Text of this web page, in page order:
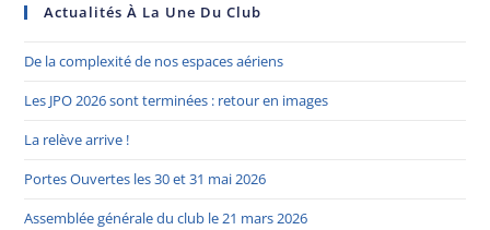
Actualités À La Une Du Club
De la complexité de nos espaces aériens
Les JPO 2026 sont terminées : retour en images
La relève arrive !
Portes Ouvertes les 30 et 31 mai 2026
Assemblée générale du club le 21 mars 2026